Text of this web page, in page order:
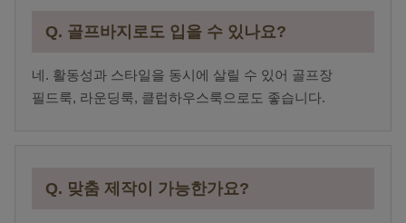
Q. 골프바지로도 입을 수 있나요?
네. 활동성과 스타일을 동시에 살릴 수 있어 골프장
필드룩, 라운딩룩, 클럽하우스룩으로도 좋습니다.
Q. 맞춤 제작이 가능한가요?